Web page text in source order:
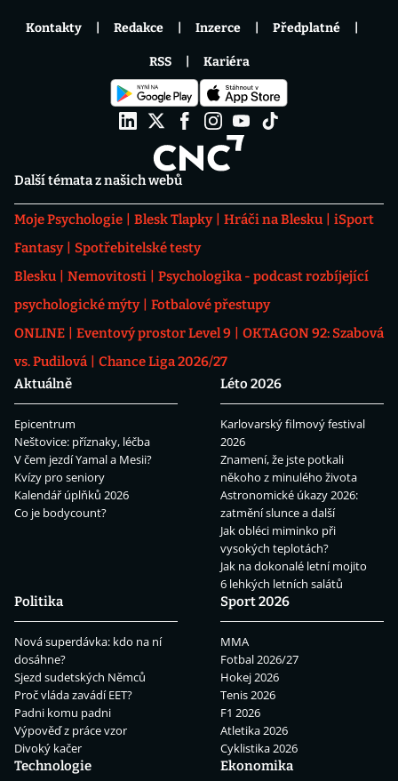
Další témata z našich webů
Moje Psychologie Blesk Tlapky Hráči na Blesku
iSport
Fantasy
Spotřebitelské testy
Blesku
Nemovitosti
Psychologika - podcast rozbíjející
psychologické mýty
Fotbalové přestupy
ONLINE
Eventový prostor Level 9
OKTAGON 92: Szabová
vs. Pudilová
Chance Liga 2026/27
Aktuálně
Epicentrum
Neštovice: příznaky, léčba
V čem jezdí Yamal a Mesii?
Kvízy pro seniory
Kalendář úplňků 2026
Co je bodycount?
Léto 2026
Karlovarský filmový festival
2026
Znamení, že jste potkali
někoho z minulého života
Astronomické úkazy 2026:
zatmění slunce a další
Jak obléci miminko při
vysokých teplotách?
Jak na dokonalé letní mojito
6 lehkých letních salátů
Politika
Nová superdávka: kdo na ní
dosáhne?
Sjezd sudetských Němců
Proč vláda zavádí EET?
Padni komu padni
Výpověď z práce vzor
Divoký kačer
Sport 2026
MMA
Fotbal 2026/27
Hokej 2026
Tenis 2026
F1 2026
Atletika 2026
Cyklistika 2026
Technologie
Ekonomika
Kontakty Redakce Inzerce Předplatné
RSS Kariéra